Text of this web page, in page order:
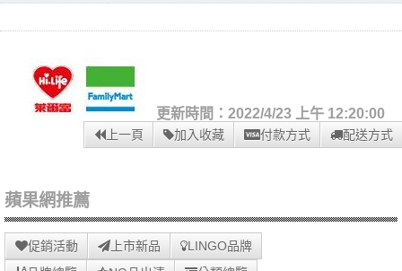
更新時間：2022/4/23 上午 12:20:00
上一頁 加入收藏 付款方式 配送方式
蘋果網推薦
促銷活動 上市新品
LINGO品牌